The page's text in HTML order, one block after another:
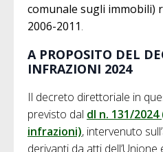
comunale sugli immobili)
2006-2011.
A PROPOSITO DEL
INFRAZIONI 2024
Il decreto direttoriale in
previsto dal dl n. 131/
infrazioni), intervenuto
derivanti da atti